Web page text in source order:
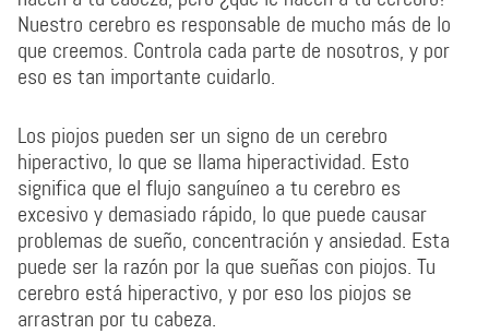
Nuestro cerebro es responsable de mucho más de lo
que creemos. Controla cada parte de nosotros, y por
eso es tan importante cuidarlo.
Los piojos pueden ser un signo de un cerebro
hiperactivo, lo que se llama hiperactividad. Esto
significa que el flujo sanguíneo a tu cerebro es
excesivo y demasiado rápido, lo que puede causar
problemas de sueño, concentración y ansiedad. Esta
puede ser la razón por la que sueñas con piojos. Tu
cerebro está hiperactivo, y por eso los piojos se
arrastran por tu cabeza.